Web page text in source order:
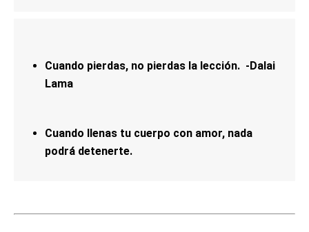
Cuando pierdas, no pierdas la lección. -Dalai
Lama
Cuando llenas tu cuerpo con amor, nada
podrá detenerte.